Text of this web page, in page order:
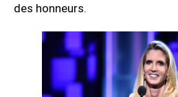
des honneurs.